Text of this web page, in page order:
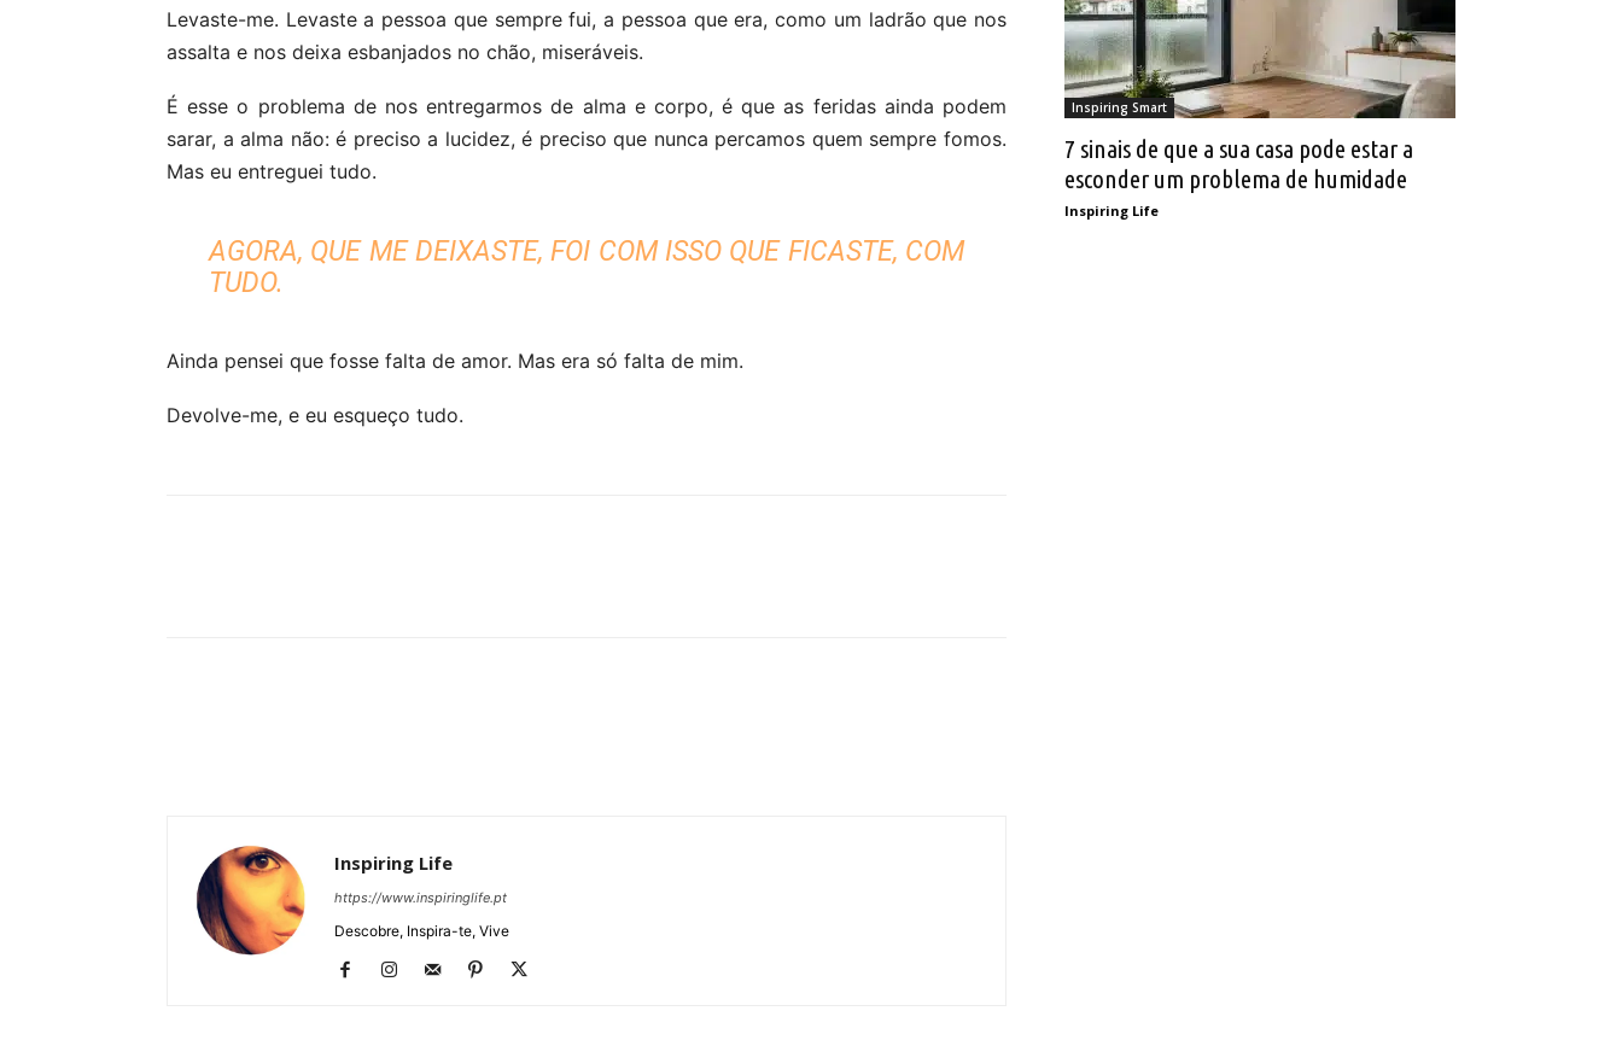
Levaste-me. Levaste a pessoa que sempre fui, a pessoa que era, como um ladrão que nos
assalta e nos deixa esbanjados no chão, miseráveis.
É esse o problema de nos entregarmos de alma e corpo, é que as feridas ainda podem
sarar, a alma não: é preciso a lucidez, é preciso que nunca percamos quem sempre fomos.
Mas eu entreguei tudo.
AGORA, QUE ME DEIXASTE, FOI COM ISSO QUE FICASTE, COM
TUDO.
Ainda pensei que fosse falta de amor. Mas era só falta de mim.
Devolve-me, e eu esqueço tudo.
Inspiring Life
https://www.inspiringlife.pt
Descobre, Inspira-te, Vive
Inspiring Smart
7 sinais de que a sua casa pode estar a
esconder um problema de humidade
Inspiring Life